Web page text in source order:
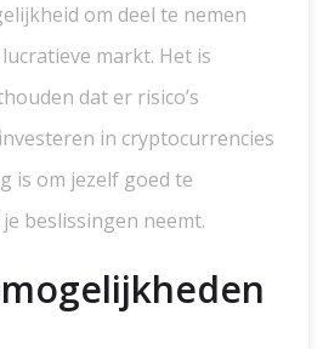
om deel te nemen
markt. Het is
dat er risico’s
in cryptocurrencies
is om jezelf goed te
beslissingen neemt.